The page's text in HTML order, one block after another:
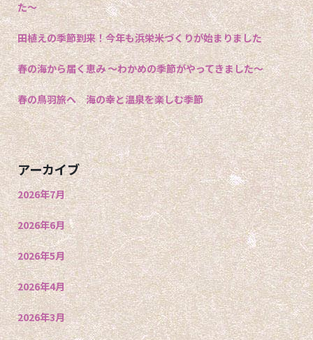
た〜
田植えの季節到来！今年も浜栄米づくりが始まりました
春の海から届く恵み 〜わかめの季節がやってきました〜
春の鳥羽旅へ 海の幸と温泉を楽しむ季節
アーカイブ
2026年7月
2026年6月
2026年5月
2026年4月
2026年3月